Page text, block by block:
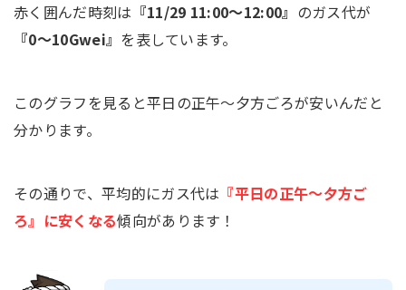
赤く囲んだ時刻は 『11/29 11:00～12:00』 のガス代が
『0～10Gwei』 を表しています。
このグラフを見ると平日の正午～夕方ごろが安いんだと
分かります。
その通りで、平均的にガス代は 『平日の正午～夕方ご
ろ』に安くなる傾向があります！